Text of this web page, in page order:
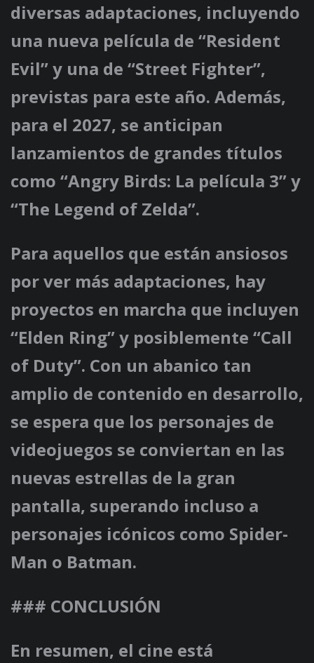
diversas adaptaciones, incluyendo
una nueva película de “Resident
Evil” y una de “Street Fighter”,
previstas para este año. Además,
para el 2027, se anticipan
lanzamientos de grandes títulos
como “Angry Birds: La película 3” y
“The Legend of Zelda”.
Para aquellos que están ansiosos
por ver más adaptaciones, hay
proyectos en marcha que incluyen
“Elden Ring” y posiblemente “Call
of Duty”. Con un abanico tan
amplio de contenido en desarrollo,
se espera que los personajes de
videojuegos se conviertan en las
nuevas estrellas de la gran
pantalla, superando incluso a
personajes icónicos como Spider-
Man o Batman.
### CONCLUSIÓN
En resumen, el cine está